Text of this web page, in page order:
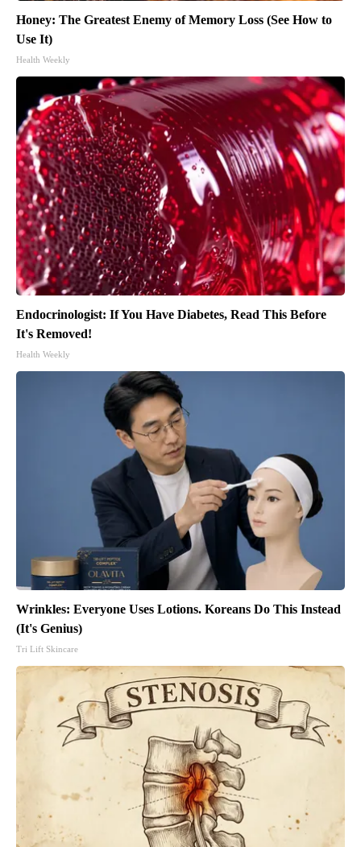
Honey: The Greatest Enemy of Memory Loss (See How to
Use It)
Health Weekly
Endocrinologist: If You Have Diabetes, Read This Before
It's Removed!
Health Weekly
Wrinkles: Everyone Uses Lotions. Koreans Do This Instead
(It's Genius)
Tri Lift Skincare